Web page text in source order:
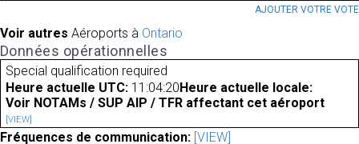
AJOUTER VOTRE VOTE
Voir autres Aéroports à Ontario
Données opérationnelles
Special qualification required
Heure actuelle UTC: 11:04:20 Heure actuelle locale:
Voir NOTAMs / SUP AIP / TFR affectant cet aéroport
[VIEW]
Fréquences de communication: [VIEW]